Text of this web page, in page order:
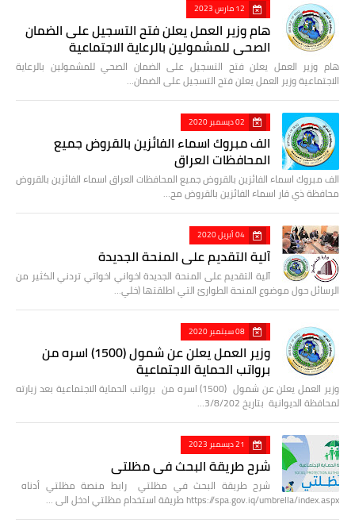
12 مارس 2023
هام وزير العمل يعلن فتح التسجيل على الضمان
الصحي للمشمولين بالرعاية الاجتماعية
هام وزير العمل يعلن فتح التسجيل على الضمان الصحي للمشمولين بالرعاية
الاجتماعية وزير العمل يعلن فتح التسجيل على الضمان…
02 ديسمبر 2020
الف مبروك اسماء الفائزين بالقروض جميع
المحافظات العراق
الف مبروك اسماء الفائزين بالقروض جميع المحافظات العراق اسماء الفائزين بالقروض
محافظة ذي قار اسماء الفائزين بالقروض مح…
04 أبريل 2020
آلية التقديم على المنحة الجديدة
آلية التقديم على المنحة الجديدة اخواني اخواتي تردني الكثير من
الرسائل حول موضوع المنحة الطوارئ التي اطلقتها (خلي…
08 سبتمبر 2020
وزير العمل يعلن عن شمول (1500) اسره من
برواتب الحماية الاجتماعية
وزير العمل يعلن عن شمول (1500) اسره من برواتب الحماية الاجتماعية بعد زيارته
لمحافظة الديوانية بتاريخ 3/8/202…
21 ديسمبر 2023
شرح طريقة البحث في مظلتي
شرح طريقة البحث في مظلتي رابط منصة مظلتي أدناه
https://spa.gov.iq/umbrella/index.aspx طريقة استخدام مظلتي ادخل الى …